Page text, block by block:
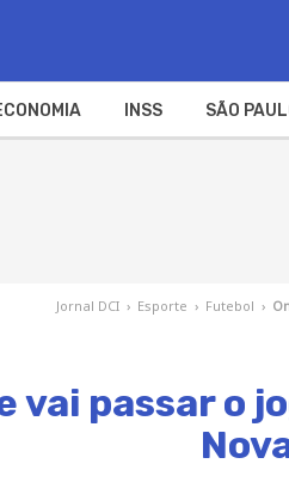
INSS SÃO
Jornal DCI › Esporte › Futebol ›
vai passar o